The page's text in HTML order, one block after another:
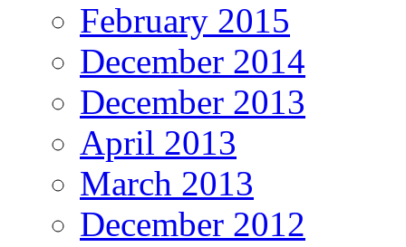
February 2015
December 2014
December 2013
April 2013
March 2013
December 2012